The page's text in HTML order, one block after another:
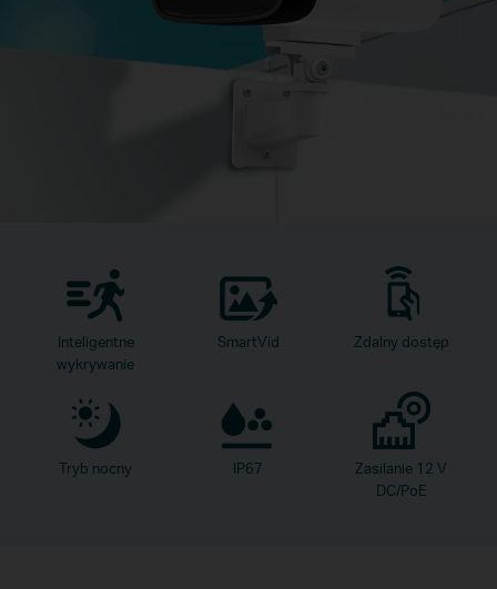
Inteligentne
wykrywanie
SmartVid Zdalny dostęp
Tryb nocny IP67
Zasilanie 12 V
DC/PoE